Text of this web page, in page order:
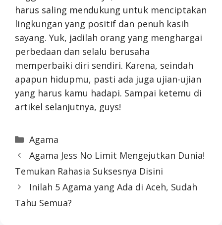
harus saling mendukung untuk menciptakan
lingkungan yang positif dan penuh kasih
sayang. Yuk, jadilah orang yang menghargai
perbedaan dan selalu berusaha
memperbaiki diri sendiri. Karena, seindah
apapun hidupmu, pasti ada juga ujian-ujian
yang harus kamu hadapi. Sampai ketemu di
artikel selanjutnya, guys!
Categories
Agama
Agama Jess No Limit Mengejutkan Dunia!
Temukan Rahasia Suksesnya Disini
Inilah 5 Agama yang Ada di Aceh, Sudah
Tahu Semua?